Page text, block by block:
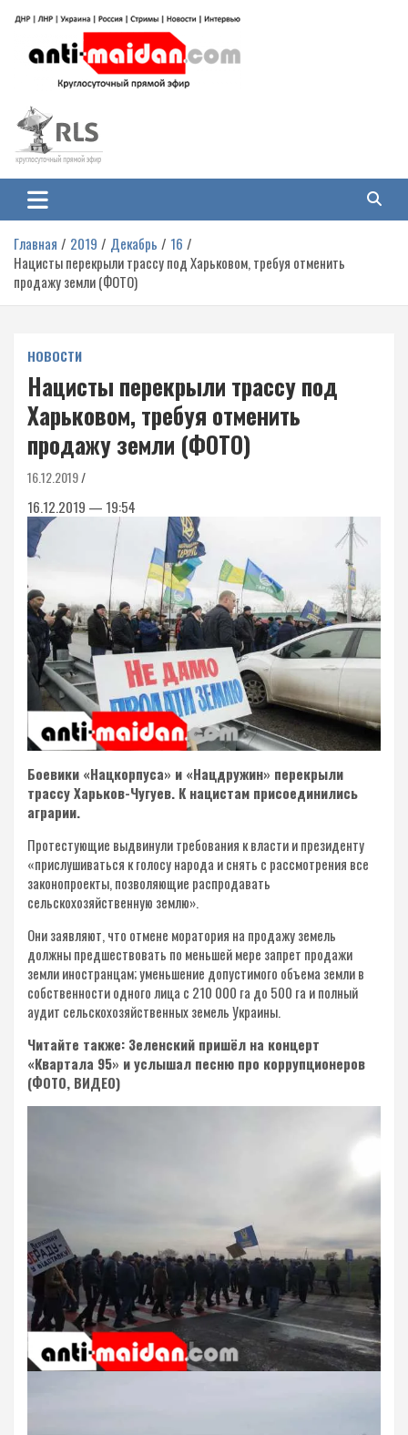
содержимому
Антимайдан: Гражданская война
на Украине
гражданской войне на Украине, включая события в Новороссии, ДНР,
ЛНР и других регионах.
Главная 2019 Декабрь
16
Нацисты перекрыли трассу под Харьковом, требуя отменить
продажу земли (ФОТО)
НОВОСТИ
Нацисты перекрыли трассу под
Харьковом, требуя отменить
продажу земли (ФОТО)
16.12.2019
16.12.2019 — 19:54
Боевики «Нацкорпуса» и «Нацдружин» перекрыли
трассу Харьков-Чугуев. К нацистам присоединились
аграрии.
Протестующие выдвинули требования к власти и президенту
«прислушиваться к голосу народа и снять с рассмотрения все
законопроекты, позволяющие распродавать
сельскохозяйственную землю».
Они заявляют, что отмене моратория на продажу земель
должны предшествовать по меньшей мере запрет продажи
земли иностранцам; уменьшение допустимого объема земли в
собственности одного лица с 210 000 га до 500 га и полный
аудит сельскохозяйственных земель Украины.
Читайте также: Зеленский пришёл на концерт
«Квартала 95» и услышал песню про коррупционеров
(ФОТО, ВИДЕО)